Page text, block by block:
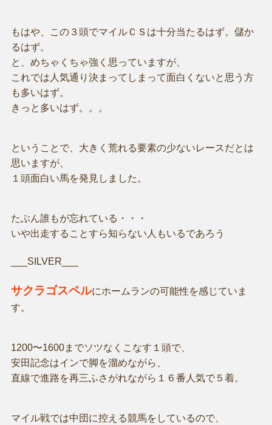
もはや、この３頭でマイルＣＳは十分当たるはず。儲か
るはず。
と、めちゃくちゃ強く思っていますが、
これでは人気通り決まってしまって面白くないと思う方
も多いはず。
きっと多いはず。。。
ということで、大きく荒れる要素の少ないレースだとは
思いますが、
１頭面白い馬を発見しました。
たぶん誰もが忘れている・・・
いや出走することすら知らない人もいるであろう
___SILVER___
サクラゴスペルにホームランの可能性を感じていま
す。
1200〜1600までソツなくこなす１頭で、
安田記念はインで脚を溜めながら、
直線で進路を再三ふさがれながら１６番人気で５着。
マイル戦では中団に控える競馬をしているので、